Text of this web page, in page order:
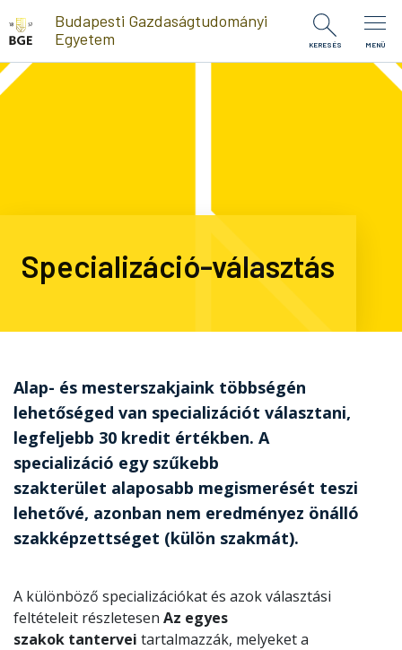
Ugrás a tartalomra
Budapesti Gazdaságtudományi
Egyetem
KERESÉS MENÜ
Specializáció-választás
Alap- és mesterszakjaink többségén
lehetőséged van specializációt választani,
legfeljebb 30 kredit értékben. A
specializáció egy szűkebb
szakterület alaposabb megismerését teszi
lehetővé, azonban nem eredményez önálló
szakképzettséget (külön szakmát).
A különböző specializációkat és azok választási
feltételeit részletesen Az egyes
szakok tantervei tartalmazzák, melyeket a